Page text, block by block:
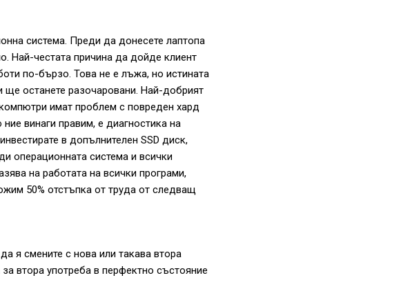
система. Преди да донесете лаптопа
Най-честата причина да дойде клиент
по-бързо. Това не е лъжа, но истината
ще останете разочаровани. Най-добрият
имат проблем с повреден хард
винаги правим, е диагностика на
в допълнителен SSD диск,
операционната система и всички
на работата на всички програми,
50% отстъпка от труда от следващ
я смените с нова или такава втора
втора употреба в перфектно състояние